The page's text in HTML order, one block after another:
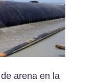
arena en la